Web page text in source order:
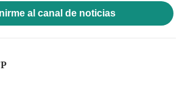
al canal de noticias